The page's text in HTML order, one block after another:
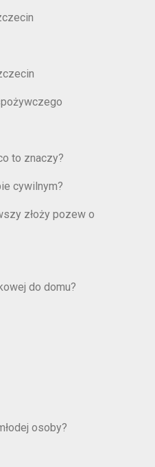
to znaczy?
cywilnym?
złoży pozew o
do domu?
osoby?